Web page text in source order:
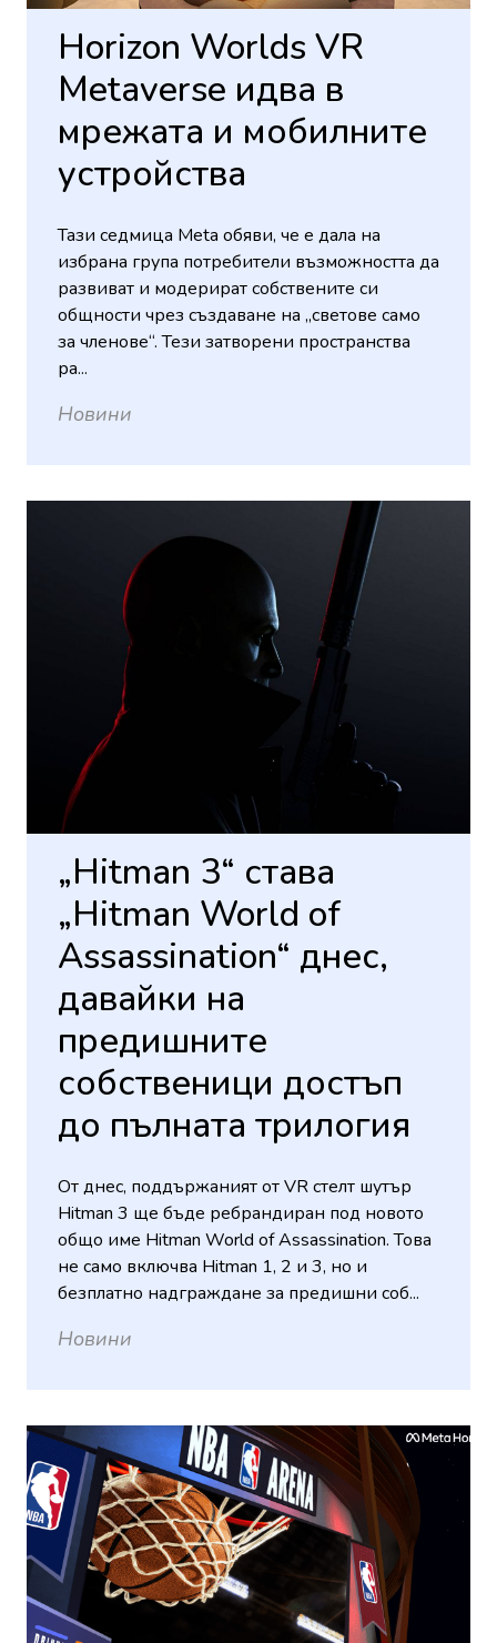
Horizon Worlds VR
Metaverse идва в
мрежата и мобилните
устройства
Тази седмица Meta обяви, че е дала на
избрана група потребители възможността да
развиват и модерират собствените си
общности чрез създаване на „светове само
за членове“. Тези затворени пространства
ра...
Новини
„Hitman 3“ става
„Hitman World of
Assassination“ днес,
давайки на
предишните
собственици достъп
до пълната трилогия
От днес, поддържаният от VR стелт шутър
Hitman 3 ще бъде ребрандиран под новото
общо име Hitman World of Assassination. Това
не само включва Hitman 1, 2 и 3, но и
безплатно надграждане за предишни соб...
Новини